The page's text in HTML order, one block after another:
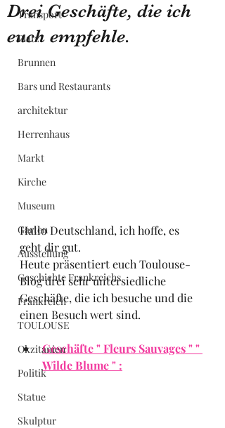
Transport
Platz
Brunnen
Bars und Restaurants
architektur
Herrenhaus
Markt
Kirche
Museum
Garten
Ausstellung
Geschichte Frankreichs
Frankreich
TOULOUSE
Okzitanien
Politik
Statue
Skulptur
Drei Geschäfte, die ich
euch empfehle.
Hallo Deutschland, ich hoffe, es
geht dir gut.
Heute präsentiert euch Toulouse-
Blog drei sehr untersiedliche
Geschäfte, die ich besuche und die
einen Besuch wert sind.
Geschäfte " Fleurs Sauvages " "
Wilde Blume " :